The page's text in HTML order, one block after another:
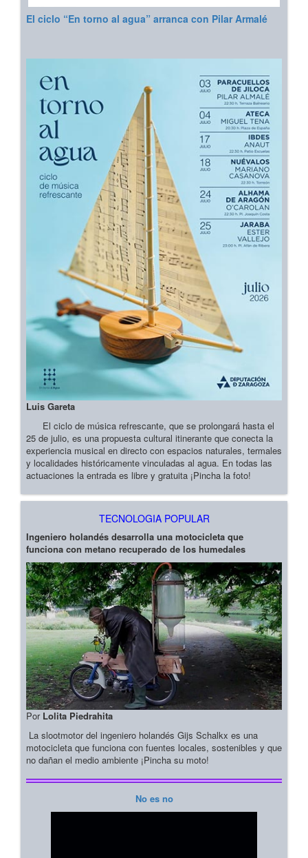
El ciclo “En torno al agua” arranca con Pilar Armalé
Luis Gareta
El ciclo de música refrescante, que se prolongará hasta el
25 de julio, es una propuesta cultural itinerante que conecta la
experiencia musical en directo con espacios naturales, termales
y localidades históricamente vinculadas al agua. En todas las
actuaciones la entrada es libre y gratuita ¡Pincha la foto!
TECNOLOGIA POPULAR
Ingeniero holandés desarrolla una motocicleta que
funciona con metano recuperado de los humedales
Por Lolita Piedrahita
La slootmotor del ingeniero holandés Gijs Schalkx es una
motocicleta que funciona con fuentes locales, sostenibles y que
no dañan el medio ambiente ¡Pincha su moto!
No es no